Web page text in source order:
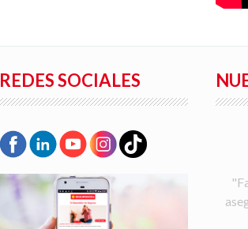
REDES SOCIALES